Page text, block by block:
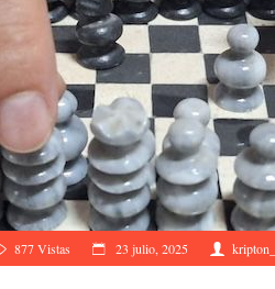
877Vistas 23 julio, 2025